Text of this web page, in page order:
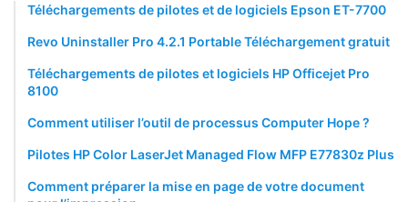
Téléchargements de pilotes et de logiciels Epson ET-7700
Revo Uninstaller Pro 4.2.1 Portable Téléchargement gratuit
Téléchargements de pilotes et logiciels HP Officejet Pro
8100
Comment utiliser l’outil de processus Computer Hope ?
Pilotes HP Color LaserJet Managed Flow MFP E77830z Plus
Comment préparer la mise en page de votre document